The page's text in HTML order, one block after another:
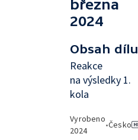
března
2024
Obsah dílu
Reakce
na výsledky 1.
kola
Vyrobeno
2024
•Česko